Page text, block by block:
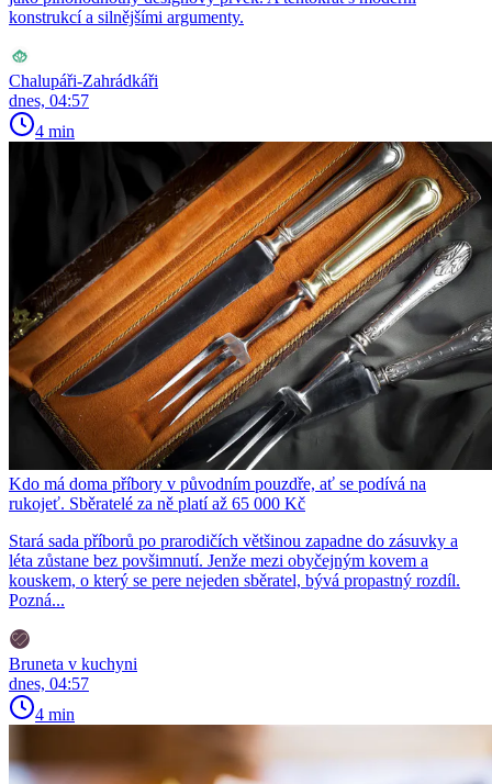
konstrukcí a silnějšími argumenty.
Chalupáři-Zahrádkáři
dnes, 04:57
4 min
Kdo má doma příbory v původním pouzdře, ať se podívá na
rukojeť. Sběratelé za ně platí až 65 000 Kč
Stará sada příborů po prarodičích většinou zapadne do zásuvky a
léta zůstane bez povšimnutí. Jenže mezi obyčejným kovem a
kouskem, o který se pere nejeden sběratel, bývá propastný rozdíl.
Pozná...
Bruneta v kuchyni
dnes, 04:57
4 min